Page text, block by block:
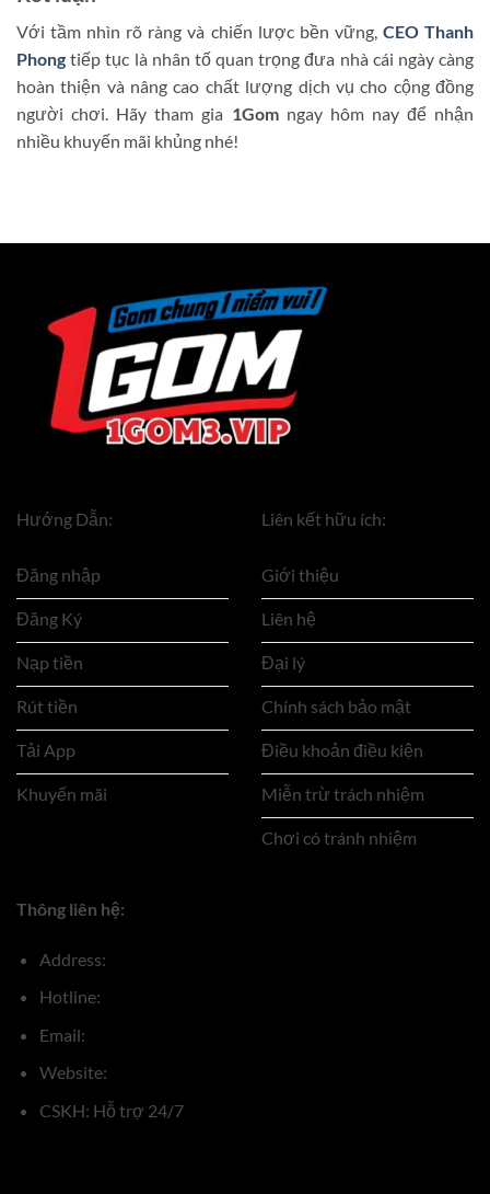
Với tầm nhìn rõ ràng và chiến lược bền vững, CEO Thanh
Phong tiếp tục là nhân tố quan trọng đưa nhà cái ngày càng
hoàn thiện và nâng cao chất lượng dịch vụ cho cộng đồng
người chơi. Hãy tham gia 1Gomngay hôm nay để nhận
nhiều khuyến mãi khủng nhé!
Hướng Dẫn:
Đăng nhập
Đăng Ký
Nạp tiền
Rút tiền
Tải App
Khuyến mãi
Liên kết hữu ích:
Giới thiệu
Liên hệ
Đại lý
Chính sách bảo mật
Điều khoản điều kiện
Miễn trừ trách nhiệm
Chơi có tránh nhiệm
Thông liên hệ:
Address:
Hotline:
Email:
Website:
CSKH: Hỗ trợ 24/7